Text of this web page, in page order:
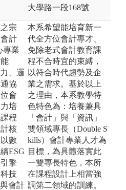
大學路一段168號
宗
計
專業
、邏
協
會
培
程
核
數
ESG
擎
技
會計
本系希望能培育新一
代全方位會計專才、
免除老式會計教育課
程不合時宜的束縛，
以符合時代趨勢及企
業之需求。基於以上
之理由，本系教學特
色特色為：培養兼具
「會計」與「資訊」
雙領域專長（Double S
kills）會計專業人才為
目標，為具體落實此
一雙專長特色，本所
在課程設計上相當強
調第二領域的訓練。